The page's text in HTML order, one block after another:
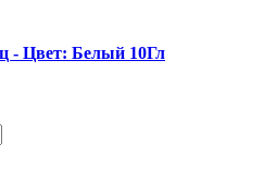
Цвет: Белый 10Гл